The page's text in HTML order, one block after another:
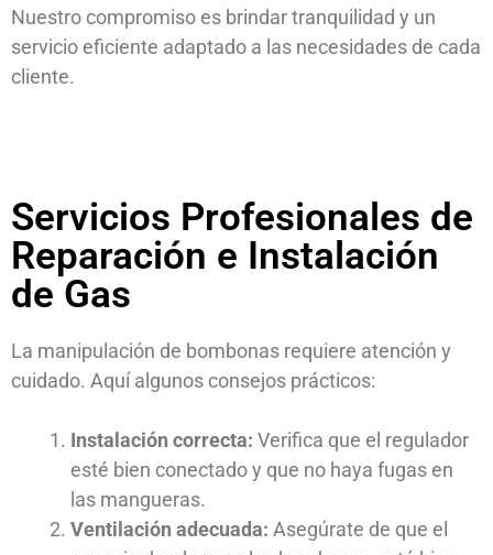
Nuestro compromiso es brindar tranquilidad y un
servicio eficiente adaptado a las necesidades de cada
cliente.
Servicios Profesionales de
Reparación e Instalación
de Gas
La manipulación de bombonas requiere atención y
cuidado. Aquí algunos consejos prácticos:
Instalación correcta: Verifica que el regulador
esté bien conectado y que no haya fugas en
las mangueras.
Ventilación adecuada: Asegúrate de que el